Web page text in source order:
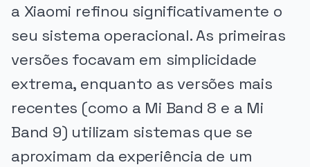
a Xiaomi refinou significativamente o
seu sistema operacional. As primeiras
versões focavam em simplicidade
extrema, enquanto as versões mais
recentes (como a Mi Band 8 e a Mi
Band 9) utilizam sistemas que se
aproximam da experiência de um